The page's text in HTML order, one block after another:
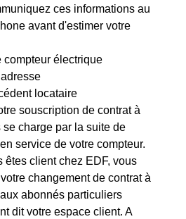
ces informations au
avant d'estimer votre
compteur électrique
locataire
souscription de contrat à
charge par la suite de
service de votre compteur.
êtes client chez EDF, vous
changement de contrat à
abonnés particuliers
dit votre espace client. A